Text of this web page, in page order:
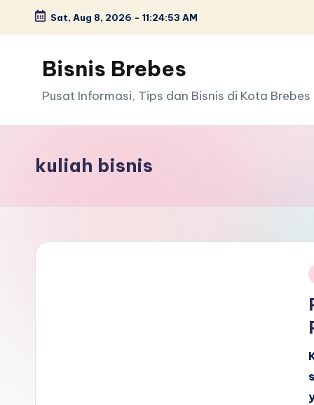
Skip
content
Sat, Aug 8, 2026 - 11:24:54 AM
Bisnis Brebes
Pusat Informasi, Tips dan Bisnis di Kota Brebes
kuliah bisnis